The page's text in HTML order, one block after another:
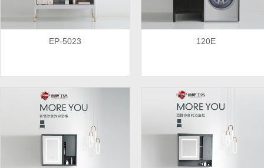
EP-5023 120E